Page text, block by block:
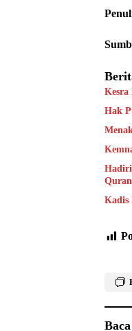
Kesra
Hak
Hadiri
Kadis